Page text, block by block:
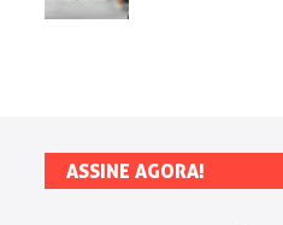
ASSINE AGORA!